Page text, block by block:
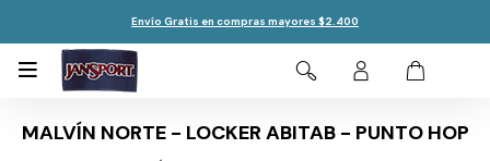
Envío Gratis en compras mayores $2.400

MALVÍN NORTE - LOCKER ABITAB - PUNTO HOP